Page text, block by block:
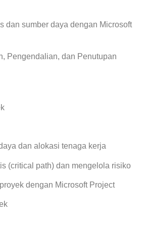
dan sumber daya dengan Microsoft
Pengendalian, dan Penutupan
dan alokasi tenaga kerja
(critical path) dan mengelola risiko
dengan Microsoft Project